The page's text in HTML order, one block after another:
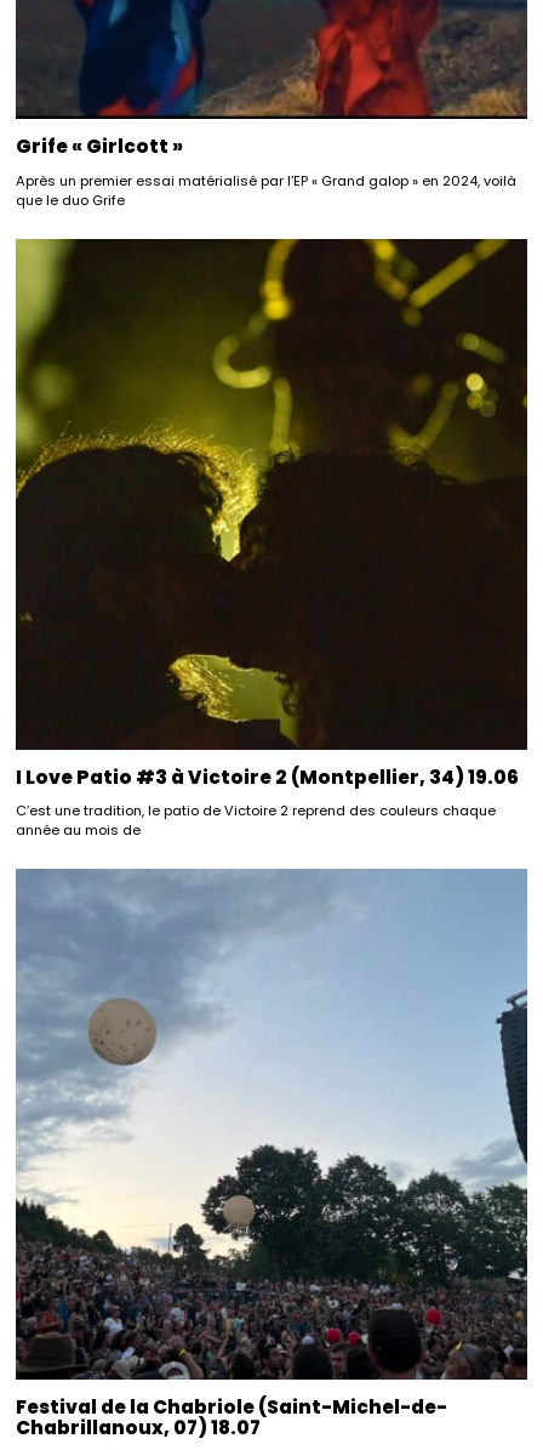
Grife « Girlcott »
Après un premier essai matérialisé par l’EP « Grand galop » en 2024, voilà
que le duo Grife
I Love Patio #3 à Victoire 2 (Montpellier, 34) 19.06
C’est une tradition, le patio de Victoire 2 reprend des couleurs chaque
année au mois de
Festival de la Chabriole (Saint-Michel-de-
Chabrillanoux, 07) 18.07